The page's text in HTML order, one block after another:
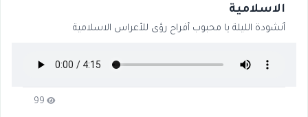
الاسلامية
أنشودة الليلة يا محبوب أفراح رؤى للأعراس الاسلامية
99